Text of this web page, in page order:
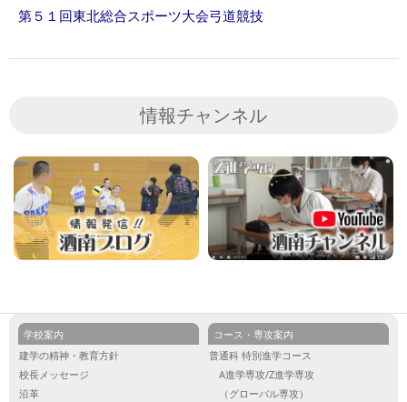
第５１回東北総合スポーツ大会弓道競技
情報チャンネル
学校案内
建学の精神・教育方針
校長メッセージ
沿革
コース・専攻案内
普通科 特別進学コース
A進学専攻/Z進学専攻
（グローバル専攻）